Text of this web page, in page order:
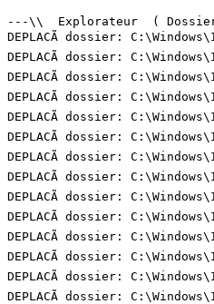
---\\  Explorateur  (
DEPLACÃ dossier:
DEPLACÃ dossier:
DEPLACÃ dossier:
DEPLACÃ dossier:
DEPLACÃ dossier:
DEPLACÃ dossier:
DEPLACÃ dossier:
DEPLACÃ dossier:
DEPLACÃ dossier:
DEPLACÃ dossier:
DEPLACÃ dossier:
DEPLACÃ dossier:
DEPLACÃ dossier:
DEPLACÃ dossier: